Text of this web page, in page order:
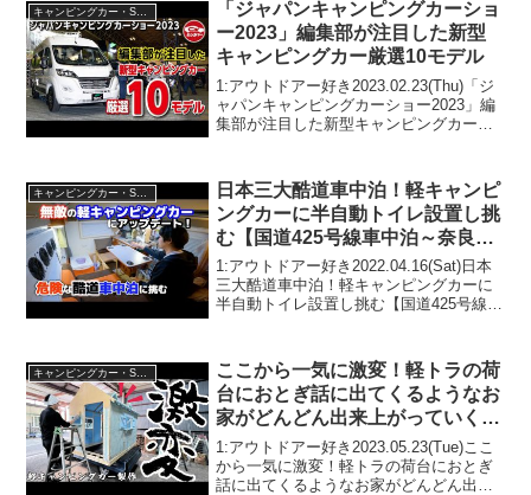
キャンピングカー・SUV人気車種
「ジャパンキャンピングカーショ
ー2023」編集部が注目した新型
キャンピングカー厳選10モデル
1:アウトドアー好き2023.02.23(Thu)「ジ
ャパンキャンピングカーショー2023」編
集部が注目した新型キャンピングカー厳
2023.02.23(Thu)この動画...
日本三大酷道車中泊！軽キャンピ
ングカーに半自動トイレ設置し挑
む【国道425号線車中泊～奈良→
和歌山】
1:アウトドアー好き2022.04.16(Sat)日本
三大酷道車中泊！軽キャンピングカーに
半自動トイレ設置し挑む【国道425号線車
ー好き2022.04.16(Sat)...
キャンピングカー・SUV人気車種
ここから一気に激変！軽トラの荷
台におとぎ話に出てくるようなお
家がどんどん出来上がっていく！
【軽トラキャンピングカー製作】
1:アウトドアー好き2023.05.23(Tue)ここ
から一気に激変！軽トラの荷台におとぎ
話に出てくるようなお家がどんどん出来